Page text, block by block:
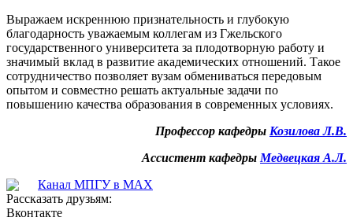
Выражаем искреннюю признательность и глубокую
благодарность уважаемым коллегам из Гжельского
государственного университета за плодотворную работу и
значимый вклад в развитие академических отношений. Такое
сотрудничество позволяет вузам обмениваться передовым
опытом и совместно решать актуальные задачи по
повышению качества образования в современных условиях.
Профессор кафедры Козилова Л.В.
Ассистент кафедры Медвецкая А.Л.
Канал МПГУ в MAX
Рассказать друзьям:
Вконтакте